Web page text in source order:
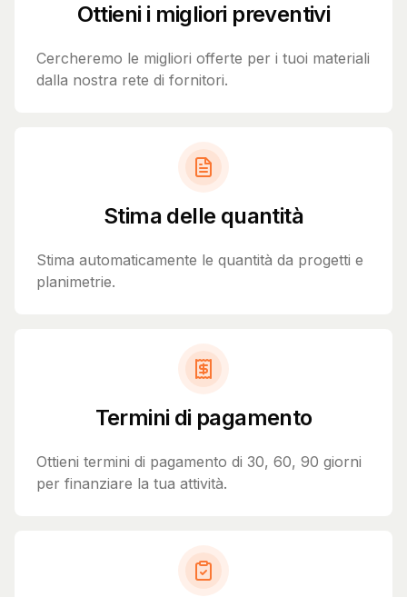
Ottieni i migliori preventivi
Cercheremo le migliori offerte per i tuoi materiali
dalla nostra rete di fornitori.
Stima delle quantità
Stima automaticamente le quantità da progetti e
planimetrie.
Termini di pagamento
Ottieni termini di pagamento di 30, 60, 90 giorni
per finanziare la tua attività.